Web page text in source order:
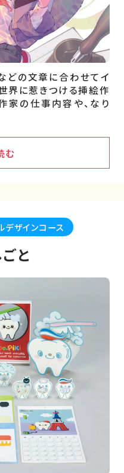
どの文章に合わせてイ
界に惹きつける挿絵作
家の仕事内容や、なり
む
デザインコース
と